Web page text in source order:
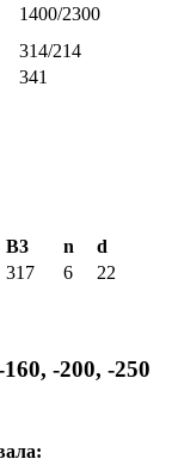
1400/2300
314/214
341
B3 n
d
317 6 22
-200, -250